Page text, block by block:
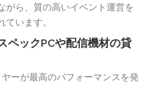
がら、質の高いイベント運営を
います。
ペックPCや配信機材の貸
ーが最高のパフォーマンスを発